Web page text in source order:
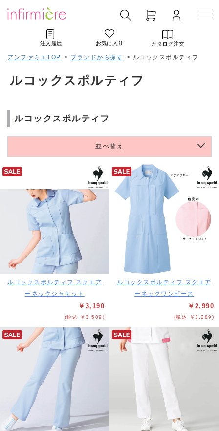
注文履歴 お気に入り カタログ注文
アンファミエTOP > ブランドから探す > ルコックスポルティフ
ルコックスポルティフ
ルコックスポルティフ
並べ替え
ルコックスポルティフ スクエア
ーネックジャケット
￥3,190
(税込 ￥3,509)
ルコックスポルティフ スクエア
ーネックワンピース
￥2,990
(税込 ￥3,289)